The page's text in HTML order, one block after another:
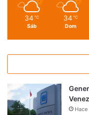
34 ℃
Sáb
34 ℃
Dom
Hace